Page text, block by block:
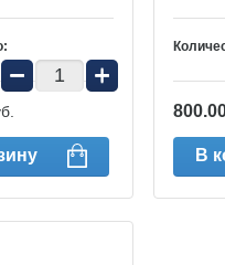
− +
В